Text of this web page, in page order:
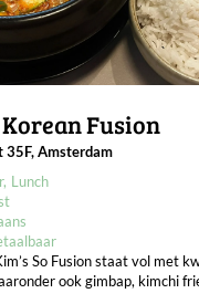
Fusion
35F, Amsterdam
Lunch
So Fusion staat vol met
ook gimbap, kimchi